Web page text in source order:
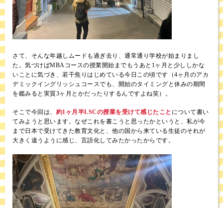
さて、そんな年越しムードも過ぎ去り、通常通り学校が始まりまし
た。気づけばMBAコースの授業開始までもうあと1ヶ月と少ししかな
いことに気づき、若干焦りはじめている今日この頃です（4ヶ月のアカ
デミックイングリッシュコースでも、開始のタイミングと休みの期間
を鑑みると実質3ヶ月とかだったりするんですよね笑）。
そこで今回は、 約1ヶ月半LSCの授業を受けて感じたこと について書い
てみようと思います。なぜこれを書こうと思ったかというと、私が今
まで日本で受けてきた教育文化と、他の国から来ている生徒のそれが
大きく違うように感じ、言語化してみたかったからです。